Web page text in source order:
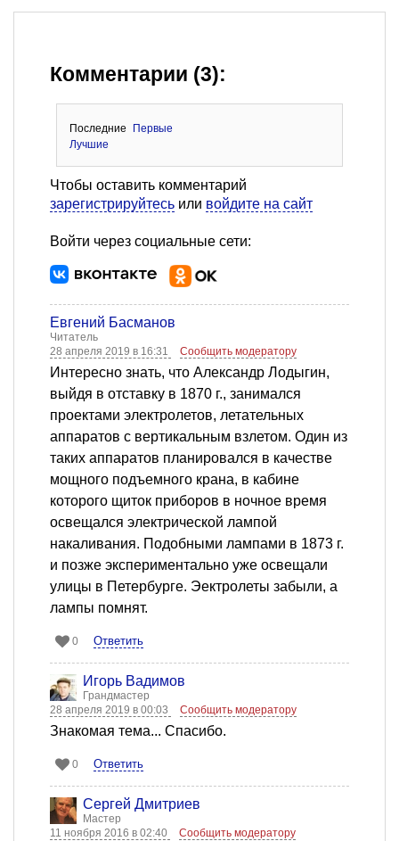
Комментарии (3):
Последние
Первые
Лучшие
Чтобы оставить комментарий
зарегистрируйтесь или войдите на сайт
Войти через социальные сети:
Евгений Басманов
Читатель
28 апреля 2019 в 16:31
Сообщить модератору
Интересно знать, что Александр Лодыгин,
выйдя в отставку в 1870 г., занимался
проектами электролетов, летательных
аппаратов с вертикальным взлетом. Один из
таких аппаратов планировался в качестве
мощного подъемного крана, в кабине
которого щиток приборов в ночное время
освещался электрической лампой
накаливания. Подобными лампами в 1873 г.
и позже экспериментально уже освещали
улицы в Петербурге. Эектролеты забыли, а
лампы помнят.
0 Ответить
Игорь Вадимов
Грандмастер
28 апреля 2019 в 00:03
Сообщить модератору
Знакомая тема... Спасибо.
0 Ответить
Сергей Дмитриев
Мастер
11 ноября 2016 в 02:40
Сообщить модератору